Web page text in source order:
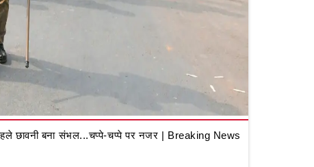
छावनी बना संभल...चप्पे-चप्पे पर नजर | Breaking News